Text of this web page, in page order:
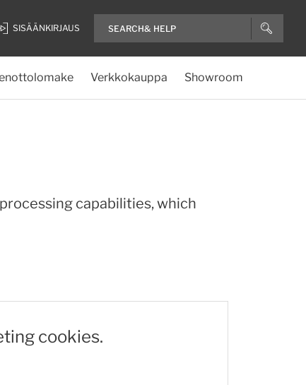
SISÄÄNKIRJAUS
Verkkokauppa Showroom
capabilities, which
cookies.